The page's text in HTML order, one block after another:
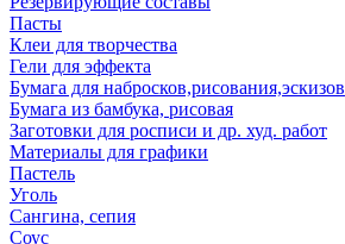
Пасты
Клеи для творчества
Гели для эффекта
Бумага для набросков,рисования,эскизов
Бумага из бамбука, рисовая
Заготовки для росписи и др. худ. работ
Материалы для графики
Пастель
Уголь
Сангина, сепия
Соус